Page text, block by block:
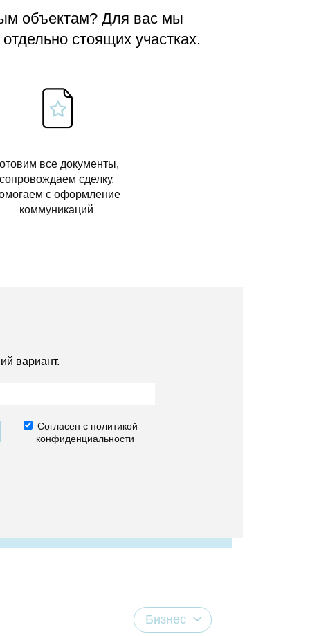
объектам? Для вас мы
стоящих участках.
все документы,
сделку,
с оформление
коммуникаций
вариант.
Согласен с политикой
конфиденциальности
Бизнес